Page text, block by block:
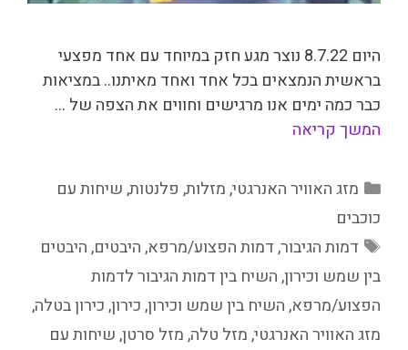
היום 8.7.22 נוצר מגע חזק במיוחד עם אחד מפצעי
בראשית הנמצאים בכל אחד ואחד מאיתנו.. במציאות
כבר כמה ימים אנו מרגישים וחווים את הצפה של …
המשך קריאה
קטגוריות
מזג האוויר האנרגטי,מזלות, פלנטות,שיחות עם
כוכבים
תגיות
דמות הגיבור,דמות הפצוע/מרפא,היבטים,היבטים
בין שמש וכירון,השיח בין דמות הגיבור לדמות
הפצוע/מרפא,השיח בין שמש וכירון,כירון,כירון בטלה,
מזג האוויר האנרגטי,מזל טלה,מזל סרטן,שיחות עם